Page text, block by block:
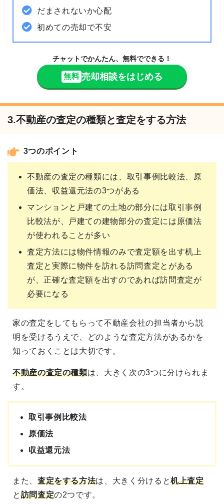
だまされないか心配
初めての売却で不安
チャットでかんたん、無料でできる！
無料 売却相談をはじめる
3.不動産の査定の種類と査定をする方法
3つのポイント
不動産の査定の種類には、取引事例比較法、原
価法、収益還元法の3つがある
マンションと戸建ての土地の部分には取引事例
比較法が、戸建ての建物部分の査定には原価法
が使われることが多い
査定方法には物件情報のみで査定額を出す机上
査定と実際に物件を訪れる訪問査定とがある
が、正確な査定額を出すのであれば訪問査定が
必要になる
家の査定をしてもらって不動産会社の担当者から説
明を受けるうえで、どのような査定方法があるかを
知っておくことは大切です。
不動産の査定の種類は、大きく次の3つに分けられま
す。
取引事例比較法
原価法
収益還元法
また、 査定をする方法は、大きく分けると机上査定
と 訪問査定の2つです。